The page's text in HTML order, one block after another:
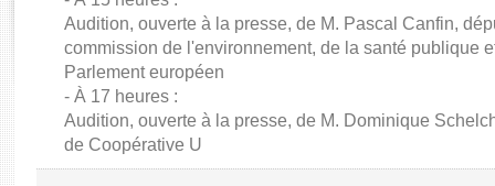
Rapports d'enquête
Rapports législatifs
Rapports sur l'application des lois
Baromètre de l’application des lois
Dossiers législatifs
Audition, ouverte à la presse, de M. Pascal Canfin,
commission de l'environnement, de la santé publique
Parlement européen
- À 17 heures :
Audition, ouverte à la presse, de M. Dominique
de Coopérative U